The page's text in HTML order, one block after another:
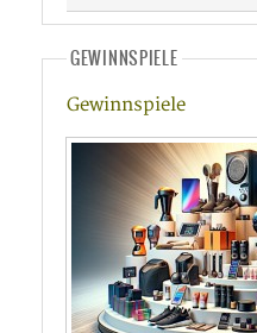
GEWINNSPIELE
Gewinnspiele